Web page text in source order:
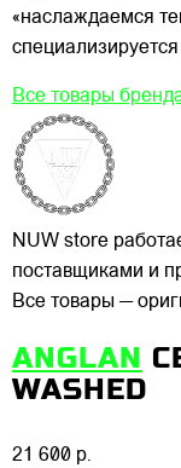
«наслаждаемся
Все товары
NUW store
поставщиками и
Все товары —
ANGLAN
WASHED
21 600 р.